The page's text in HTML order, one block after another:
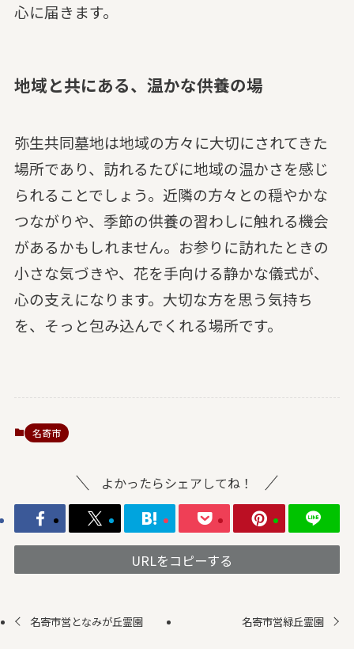
心に届きます。
地域と共にある、温かな供養の場
弥生共同墓地は地域の方々に大切にされてきた
場所であり、訪れるたびに地域の温かさを感じ
られることでしょう。近隣の方々との穏やかな
つながりや、季節の供養の習わしに触れる機会
があるかもしれません。お参りに訪れたときの
小さな気づきや、花を手向ける静かな儀式が、
心の支えになります。大切な方を思う気持ち
を、そっと包み込んでくれる場所です。
名寄市
よかったらシェアしてね！
URLをコピーする
名寄市営となみが丘霊園 名寄市営緑丘霊園